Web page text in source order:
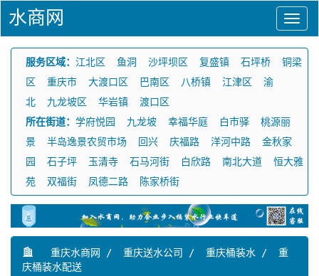
水商网
服务区域： 江北区 鱼洞 沙坪坝区 复盛镇 石坪桥
铜梁
区
重庆市 大渡口区 巴南区 八桥镇 江津区
渝
北
九龙坡区 华岩镇
渡口区
所在街道： 学府悦园 九龙坡 幸福华庭 白市驿
桃源丽
景
半岛逸景农贸市场 回兴 庆福路 洋河中路
金秋家
园
石子坪 玉清寺 石马河街 白欣路 南北大道
恒大雅
苑
双福街 凤德二路 陈家桥街
重庆水商网 / 重庆送水公司 / 重庆桶装水 / 重
庆桶装水配送